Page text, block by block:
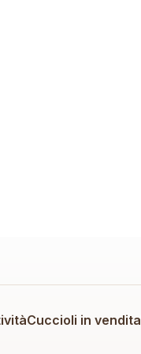
Cuccioli in vendita